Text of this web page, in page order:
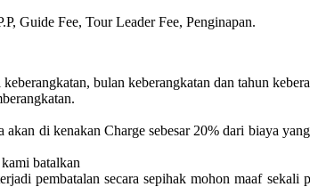
Guide Fee, Tour Leader Fee, Penginapan.
keberangkatan, bulan keberangkatan dan tahun
di kenakan Charge sebesar 20% dari biaya
batalkan
pembatalan secara sepihak mohon maaf sekali